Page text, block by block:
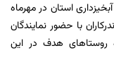
استان در مهرماه
با حضور نمایندگان
روستاهای هدف در این